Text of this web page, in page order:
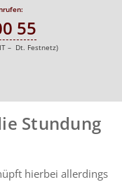
55
– Dt. Festnetz)
Stundung
hierbei allerdings